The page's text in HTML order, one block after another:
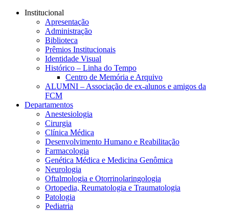
Conteúdo principal
Institucional
Apresentação
Administração
Biblioteca
Prêmios Institucionais
Identidade Visual
Histórico – Linha do Tempo
Centro de Memória e Arquivo
ALUMNI – Associação de ex-alunos e amigos da
FCM
Departamentos
Anestesiologia
Cirurgia
Clínica Médica
Desenvolvimento Humano e Reabilitação
Farmacologia
Genética Médica e Medicina Genômica
Neurologia
Oftalmologia e Otorrinolaringologia
Ortopedia, Reumatologia e Traumatologia
Patologia
Pediatria